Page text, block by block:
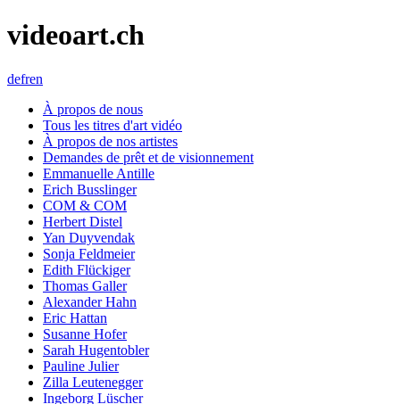
videoart.ch
defren
À propos de nous
Tous les titres d'art vidéo
À propos de nos artistes
Demandes de prêt et de visionnement
Emmanuelle Antille
Erich Busslinger
COM & COM
Herbert Distel
Yan Duyvendak
Sonja Feldmeier
Edith Flückiger
Thomas Galler
Alexander Hahn
Eric Hattan
Susanne Hofer
Sarah Hugentobler
Pauline Julier
Zilla Leutenegger
Ingeborg Lüscher